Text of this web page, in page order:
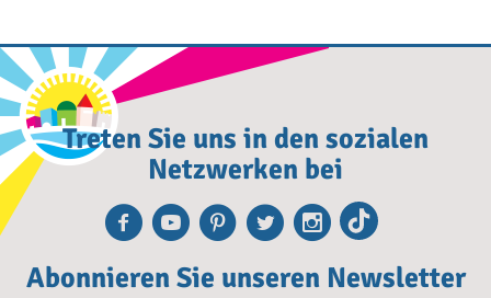
Treten Sie uns in den sozialen
Netzwerken bei
Facebook
Youtube
Pinterest
TwitterTikTok
Abonnieren Sie unseren Newsletter